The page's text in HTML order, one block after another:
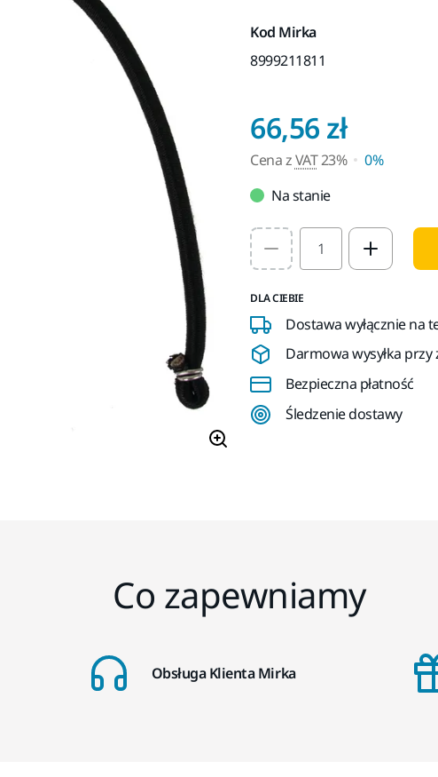
Kod Mirka
8999211811
66,56 złCena z
Cena zVAT23%
0%
Na stanie
Select quantity value
DLA CIEBIE
Dostawa wyłącznie na
Darmowa wysyłka
Bezpieczna płatność
Śledzenie dostawy
Co zapewniamy
Obsługa Klienta Mirka